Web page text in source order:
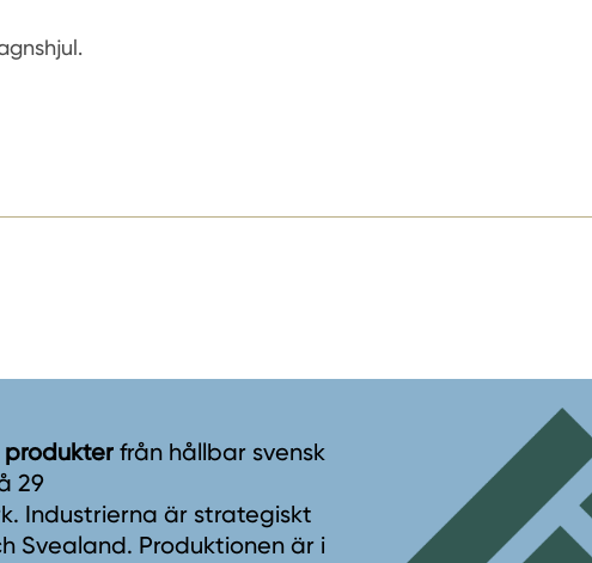
från hållbar svensk
29
Industrierna är strategiskt
Svealand. Produktionen är i